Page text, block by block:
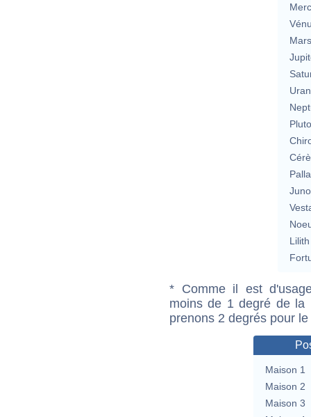
Mars
Lilith
* Comme il est
moins de 1 degré de la
prenons 2 degrés pour
Maison 1
Maison 2
Maison 3